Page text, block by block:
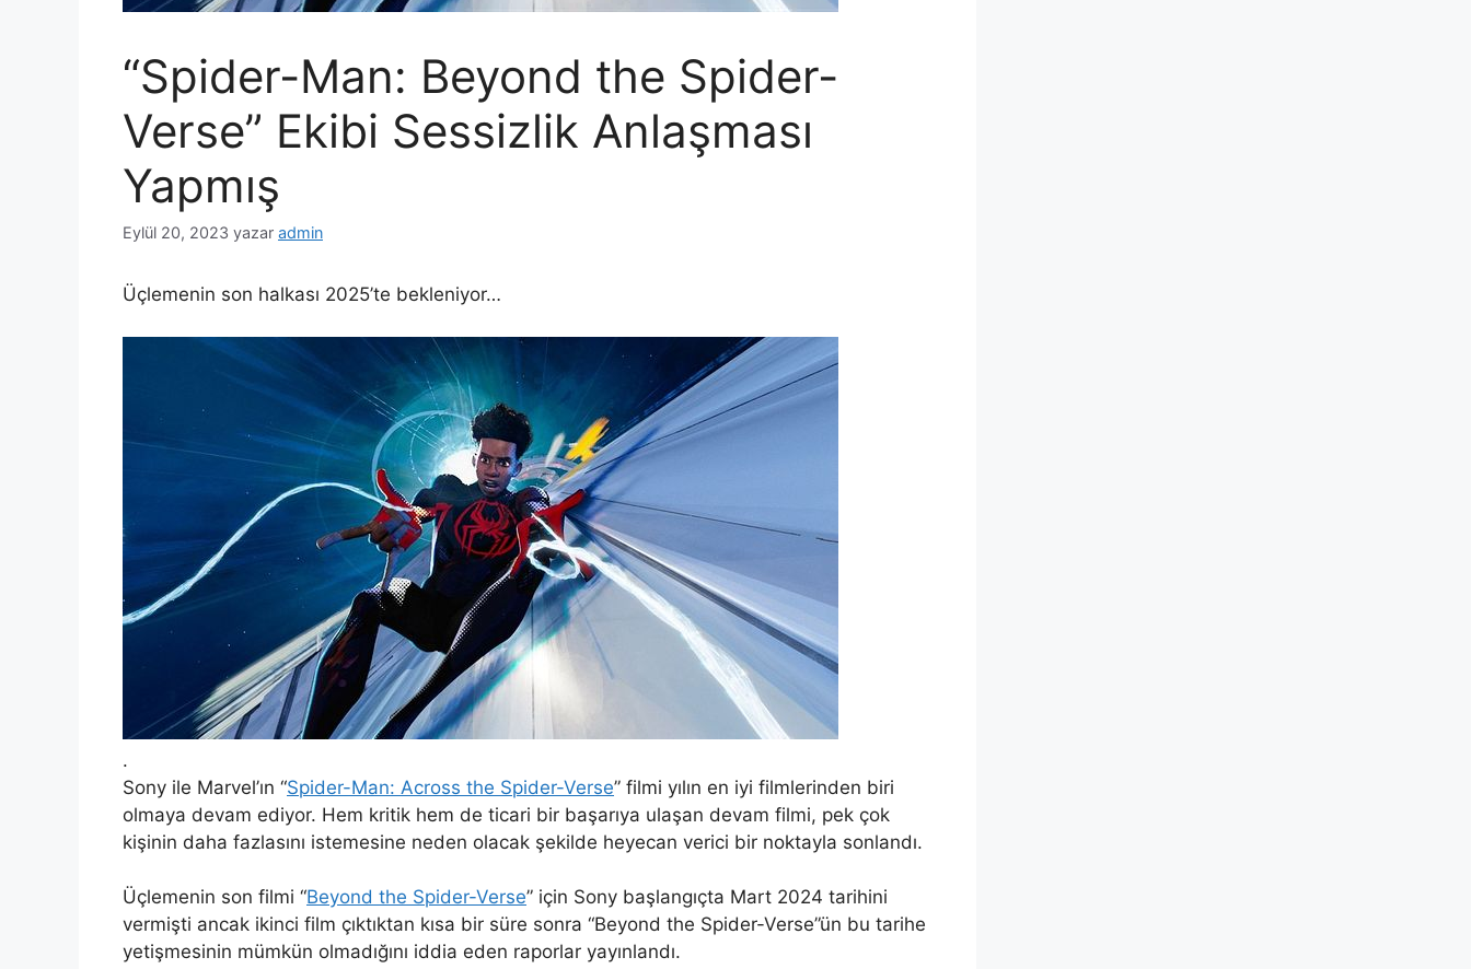
“Spider-Man: Beyond the Spider-
Verse” Ekibi Sessizlik Anlaşması
Yapmış
Eylül 20, 2023 yazar admin
Üçlemenin son halkası 2025’te bekleniyor…
.
Sony ile Marvel’ın “Spider-Man: Across the Spider-Verse” filmi yılın en iyi filmlerinden biri
olmaya devam ediyor. Hem kritik hem de ticari bir başarıya ulaşan devam filmi, pek çok
kişinin daha fazlasını istemesine neden olacak şekilde heyecan verici bir noktayla sonlandı.
Üçlemenin son filmi “Beyond the Spider-Verse” için Sony başlangıçta Mart 2024 tarihini
vermişti ancak ikinci film çıktıktan kısa bir süre sonra “Beyond the Spider-Verse”ün bu tarihe
yetişmesinin mümkün olmadığını iddia eden raporlar yayınlandı.